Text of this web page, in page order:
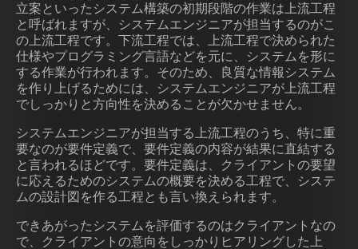
立案といったシステム構築の初期段階の作業は上流工程
と呼ばれますが、システムエンジニアが担当するのがこ
の上流工程です。下流工程では、上流工程で決められた
仕様やプログラミング言語などを元に、システムを形に
する作業が行われます。そのため、良質な情報システム
を作り上げるためには、システムエンジニアが上流工程
でしっかりと方向性を決めることが欠かせません。
システムエンジニアが担当する上流工程のうち、特に重
要なのが要件定義で、要件定義の内容が結果に直結する
と言われるほどです。要件定義は、クライアントの要望
に応えるためのシステムの概要を決める工程で、システ
ムの設計図を作る工程とも言い換えられます。
できあがったシステムを評価するのはクライアントなの
で、クライアントの意向をしっかりヒアリングした上